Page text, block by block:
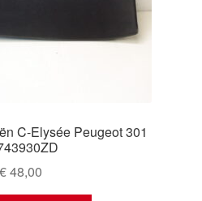
C-Elysée Peugeot 301
€48,00